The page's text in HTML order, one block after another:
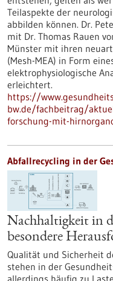
Teilaspekte der
abbilden können. Dr.
mit Dr. Thomas Rauen
Münster mit ihren
(Mesh-MEA) in Form
elektrophysiologische
erleichtert.
https://
bw.de/fachbeitrag/
forschung-mit-
Abfallrecycling in der
Nachhaltigkeit in
besondere
Qualität und Sicherheit
stehen in der
allerdings häufig zu